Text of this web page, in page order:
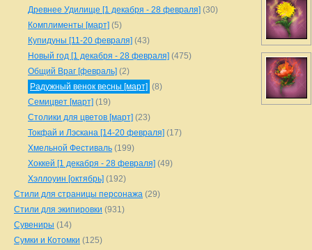
Древнее Удилище [1 декабря - 28 февраля] (30)
Комплименты [март] (5)
Купидуны [11-20 февраля] (43)
Новый год [1 декабря - 28 февраля] (475)
Общий Враг [февраль] (2)
Радужный венок весны [март] (8)
Семицвет [март] (19)
Столики для цветов [март] (23)
Токфай и Лэскана [14-20 февраля] (17)
Хмельной Фестиваль (199)
Хоккей [1 декабря - 28 февраля] (49)
Хэллоуин [октябрь] (192)
Стили для страницы персонажа (29)
Стили для экипировки (931)
Сувениры (14)
Сумки и Котомки (125)